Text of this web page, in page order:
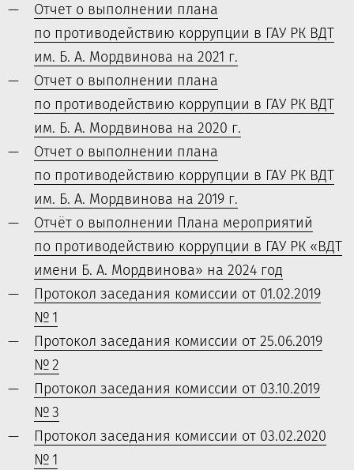
Отчет о выполнении плана
по противодействию коррупции в ГАУ РК ВДТ
им. Б. А. Мордвинова на 2021 г.
Отчет о выполнении плана
по противодействию коррупции в ГАУ РК ВДТ
им. Б. А. Мордвинова на 2020 г.
Отчет о выполнении плана
по противодействию коррупции в ГАУ РК ВДТ
им. Б. А. Мордвинова на 2019 г.
Отчёт о выполнении Плана мероприятий
по противодействию коррупции в ГАУ РК «ВДТ
имени Б. А. Мордвинова» на 2024 год
Протокол заседания комиссии от 01.02.2019
№ 1
Протокол заседания комиссии от 25.06.2019
№ 2
Протокол заседания комиссии от 03.10.2019
№ 3
Протокол заседания комиссии от 03.02.2020
№ 1